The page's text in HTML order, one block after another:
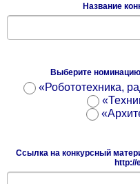
Название
Выберите
«Робототехника,
Ссылка на конкурсный
http://